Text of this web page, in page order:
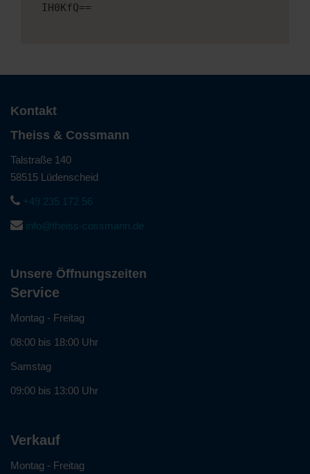
IH0KfQ==
Kontakt
Theiss & Cossmann
Talstraße 140
58515 Lüdenscheid
+49 235 172 56
info@theiss-cossmann.de
Unsere Öffnungszeiten
Service
Montag - Freitag
08:00 bis 18:00 Uhr
Samstag
09:00 bis 13:00 Uhr
Verkauf
Montag - Freitag